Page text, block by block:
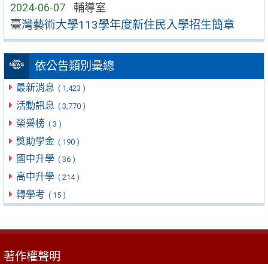
2024-06-07 輔導室
臺灣藝術大學113學年度新住民入學招生簡章
依公告類別彙總
最新消息 ( 1,423 )
活動訊息 ( 3,770 )
榮譽榜 ( 3 )
獎助學金 ( 190 )
國中升學 ( 36 )
高中升學 ( 214 )
轉學考 ( 15 )
著作權聲明